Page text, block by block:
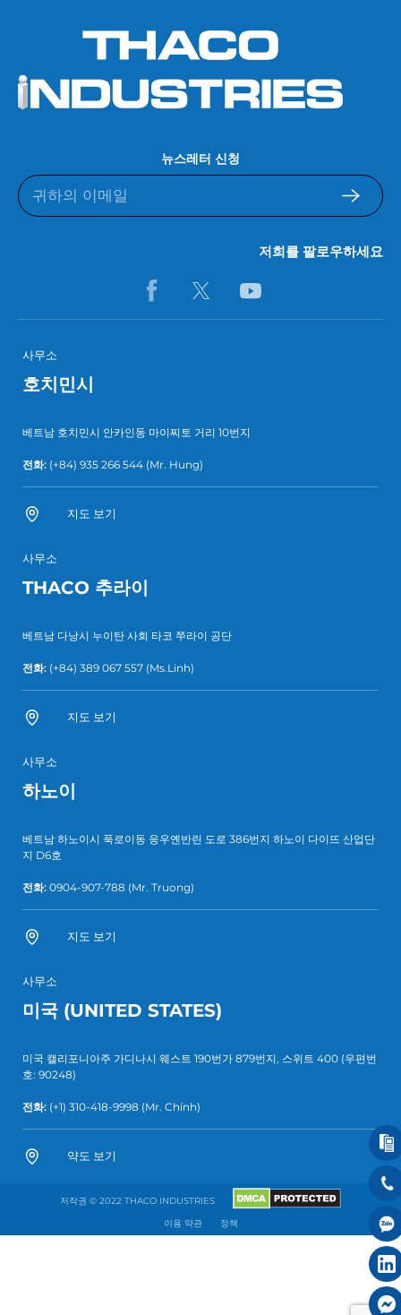
뉴스레터 신청
저희를 팔로우하세요
사무소
호치민시
베트남 호치민시 안카인동 마이찌토 거리 10번지
전화: (+84) 935 266 544 (Mr. Hung)
지도 보기
사무소
THACO 추라이
베트남 다낭시 누이탄 사회 타코 쭈라이 공단
전화: (+84) 389 067 557 (Ms.Linh)
지도 보기
사무소
하노이
베트남 하노이시 푹로이동 응우옌반린 도로 386번지 하노이 다이뜨 산업단
지 D6호
전화: 0904-907-788 (Mr. Truong)
지도 보기
사무소
미국 (UNITED STATES)
미국 캘리포니아주 가디나시 웨스트 190번가 879번지, 스위트 400 (우편번
호: 90248)
전화: (+1) 310-418-9998 (Mr. Chính)
약도 보기
저작권 © 2022 THACO INDUSTRIES
이용 약관
정책